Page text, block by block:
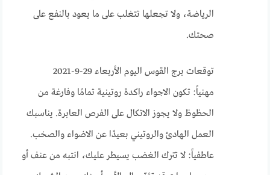
الرياضة، ولا تجعلها تتغلب على ما يعود بالنفع على
صحتك.
توقعات برج القوس اليوم الأربعاء 29-9-2021
مهنياً: تكون الاجواء راكدة روتينية تمامًا وفارغة من
الحظوظ ولا يجوز الاتكال على الفرص العابرة. يناسبك
العمل الهادئ والروتيني بعيدًا عن الاضواء والصخب.
عاطفياً: لا تترك الغضب يسيطر عليك، انتبه من عنف أو